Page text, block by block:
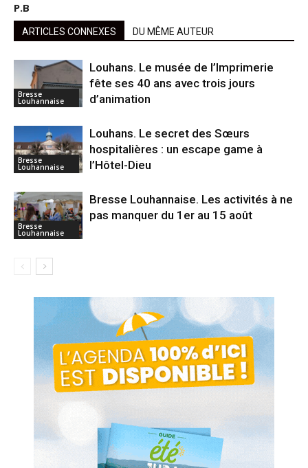
P.B
ARTICLES CONNEXES DU MÊME AUTEUR
Bresse
Louhannaise
Louhans. Le musée de l’Imprimerie
fête ses 40 ans avec trois jours
d’animation
Bresse
Louhannaise
Louhans. Le secret des Sœurs
hospitalières : un escape game à
l’Hôtel-Dieu
Bresse
Louhannaise
Bresse Louhannaise. Les activités à ne
pas manquer du 1er au 15 août